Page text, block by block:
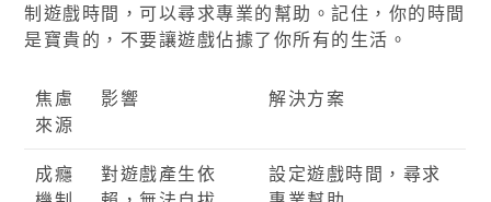
制遊戲時間，可以尋求專業的幫助。記住，你的時間
是寶貴的，不要讓遊戲佔據了你所有的生活。
焦慮
來源
影響 解決方案
成癮
對遊戲產生依
設定遊戲時間，尋求